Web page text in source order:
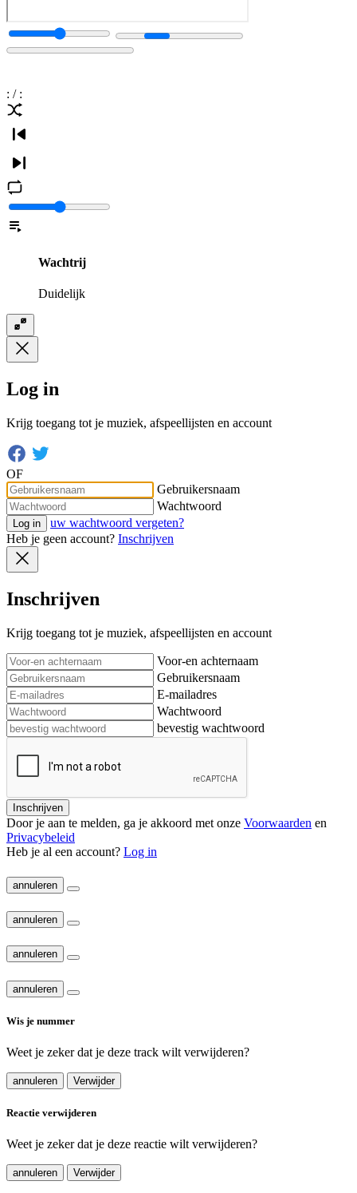
: / :
Wachtrij
Duidelijk
Log in
Krijg toegang tot je muziek, afspeellijsten en account
OF
Gebruikersnaam
Wachtwoord
Log in
uw wachtwoord vergeten?
Heb je geen account? Inschrijven
Inschrijven
Krijg toegang tot je muziek, afspeellijsten en account
Voor-en achternaam
Gebruikersnaam
E-mailadres
Wachtwoord
bevestig wachtwoord
Inschrijven
Door je aan te melden, ga je akkoord met onze Voorwaarden en
Privacybeleid
Heb je al een account? Log in
annuleren
annuleren
annuleren
annuleren
Wis je nummer
Weet je zeker dat je deze track wilt verwijderen?
annuleren Verwijder
Reactie verwijderen
Weet je zeker dat je deze reactie wilt verwijderen?
annuleren Verwijder